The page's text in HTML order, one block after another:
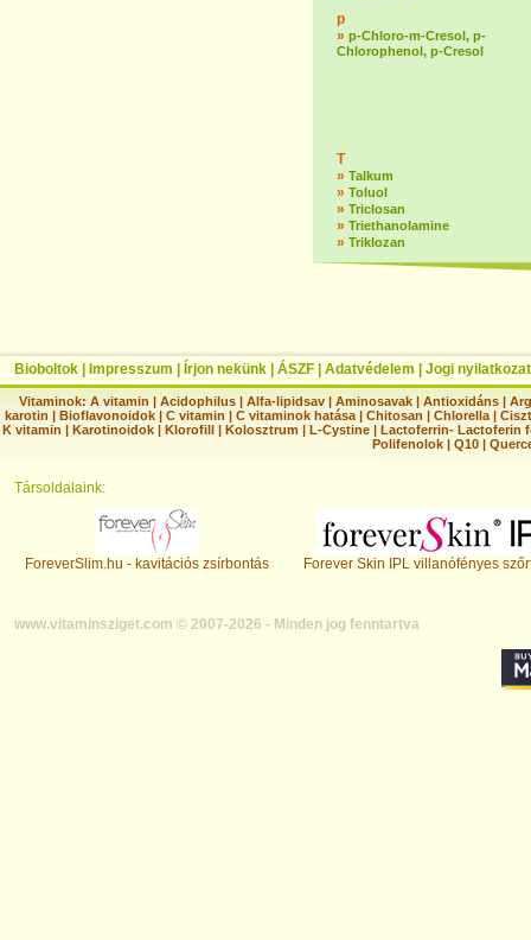
p
» p-Chloro-m-Cresol, p-
Chlorophenol, p-Cresol
T
» Talkum
» Toluol
» Triclosan
» Triethanolamine
» Triklozan
Bioboltok Impresszum Írjon nekünk ÁSZF Adatvédelem Jogi nyilatkozat
Vitaminok: A vitamin |Acidophilus |Alfa-lipidsav |Aminosavak |Antioxidáns |
karotin | Bioflavonoidok | C vitamin | C vitaminok hatása | Chitosan | Chlorella |
K vitamin | Karotinoidok | Klorofill | Kolosztrum | L-Cystine | Lactoferrin- Lactoferin
Polifenolok |Q10 |
Társoldalaink:
ForeverSlim.hu - kavitációs zsírbontás Forever Skin IPL villanófényes
www.vitaminsziget.com © 2007-2026 - Minden jog fenntartva